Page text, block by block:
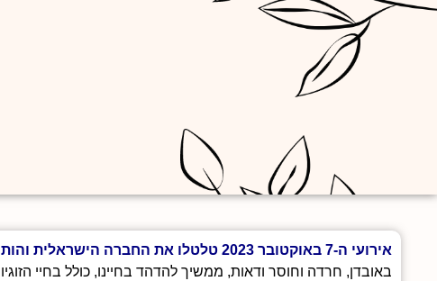
אירועי ה-7 באוקטובר 2023 טלטלו את החברה הישראלית והותירו צלקות עמוקות בלבם של רבים
באובדן, חרדה וחוסר ודאות, ממשיך להדהד בחיינו, כולל בחיי